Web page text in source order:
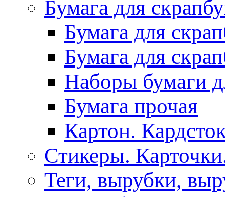
Бумага для
Бумага для
Бумага для
Наборы бумаги
Бумага прочая
Картон.
Стикеры.
Теги, вырубки,